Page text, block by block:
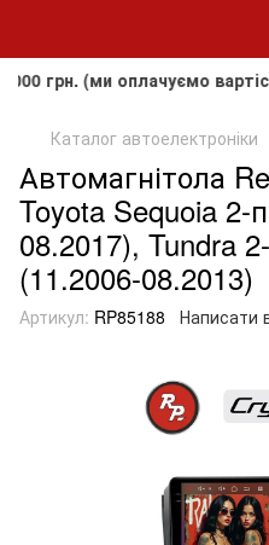
оплачуємо вартість
Каталог автоелектроніки
Автомагнітола
Toyota Sequoia 2-
08.2017), Tundra
(11.2006-08.2013)
Артикул: RP85188 Написати